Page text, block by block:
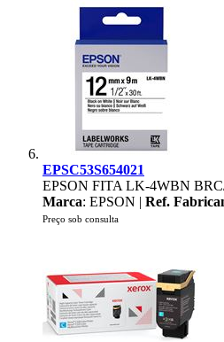
EPSC53S654021
EPSON FITA LK-4WBN
Marca: EPSON | Ref.
Preço sob consulta